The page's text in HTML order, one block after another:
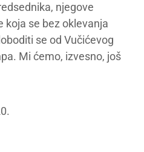
njegove
koja se bez oklevanja
se od Vučićevog
Mi ćemo, izvesno, još